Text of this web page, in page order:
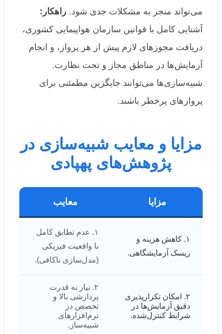
می‌تواند منجر به مشکلات جدی شود. راهکار:
آشنایی کامل با قوانین سازمان هواپیمایی کشوری،
دریافت مجوزهای لازم پیش از هر پرواز، و انجام
آزمایش‌ها در مناطق مجاز و تحت نظارت.
شبیه‌سازی‌ها می‌توانند جایگزین مطمئنی برای
پروازهای پرخطر باشند.
مزایا و معایب شبیه‌سازی در
پژوهش‌های پهپادی
مزایا معایب
۱. کاهش هزینه و
ریسک آزمایشگاهی.
۱. عدم تطابق کامل
با واقعیت فیزیکی
(مدل‌سازی ناکافی).
۲. امکان تکرارپذیری
دقیق آزمایش‌ها در
شرایط کنترل‌شده.
۲. نیاز به قدرت
پردازشی بالا و
تخصص در
نرم‌افزارهای
شبیه‌ساز.